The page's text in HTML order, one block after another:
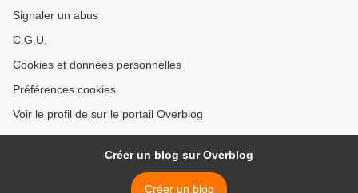
Signaler un abus
C.G.U.
Cookies et données personnelles
Préférences cookies
Voir le profil de sur le portail Overblog
Créer un blog sur Overblog
Créer un blog